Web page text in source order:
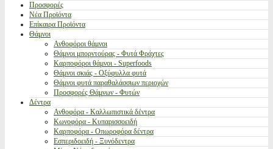
Προσφορές
Νέα Προϊόντα
Επίκαιρα Προϊόντα
Θάμνοι
Ανθοφόροι θάμνοι
Θάμνοι μπορντούρας - Φυτά Φράχτες
Καρποφόροι θάμνοι - Superfoods
Θάμνοι σκιάς - Οξύφυλλα φυτά
Θάμνοι φυτά παραθαλάσσιων περιοχών
Προσφορές Θάμνων - Φυτών
Δέντρα
Ανθοφόρα - Καλλωπιστικά δέντρα
Κωνοφόρα - Κυπαρισσοειδή
Καρποφόρα - Οπωροφόρα δέντρα
Εσπεριδοειδή - Ξυνόδεντρα